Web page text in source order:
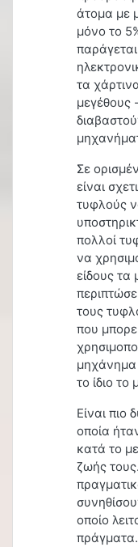
άτομα με
μόνο το
τα
μεγέθους
Σε
είναι
τυφλούς
πολλοί
να
είδους
τους
που
το ίδιο
Είναι πιο
οποία
κατά το
ζωής
οποίο